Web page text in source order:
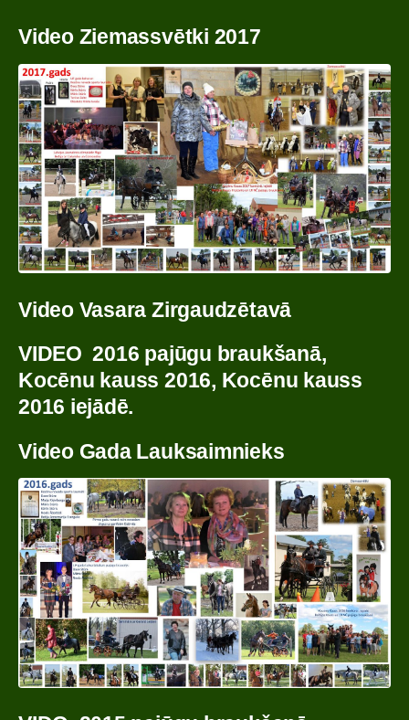
Video Ziemassvētki 2017
Video Vasara Zirgaudzētavā
VIDEO 2016 pajūgu braukšanā,
Kocēnu kauss 2016, Kocēnu kauss
2016 iejādē.
Video Gada Lauksaimnieks